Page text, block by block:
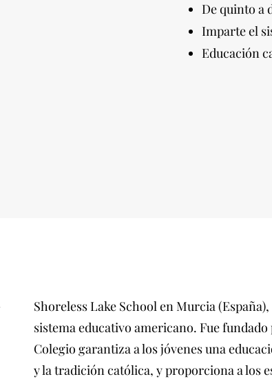
De quinto a
Imparte el
Educación
Shoreless Lake School en Murcia
sistema educativo americano. Fue
Colegio garantiza a los jóvenes una
y la tradición católica, y proporciona a los